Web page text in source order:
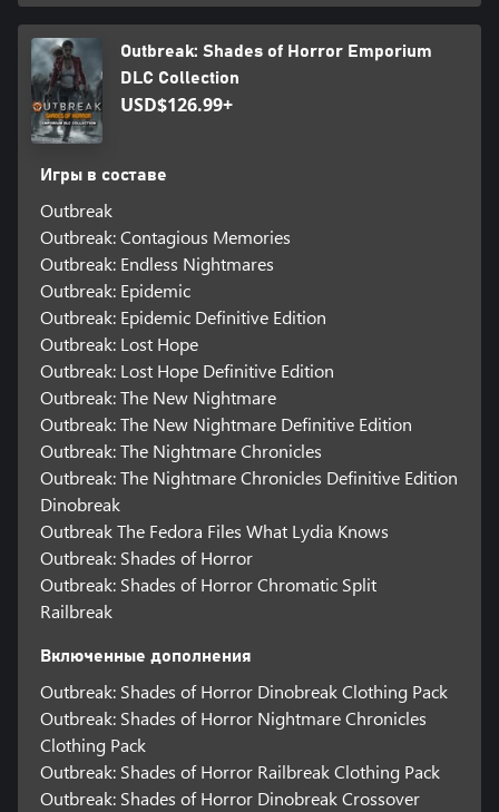
Outbreak: Shades of Horror Emporium
DLC Collection
USD$126.99+
Игры в составе
Outbreak
Outbreak: Contagious Memories
Outbreak: Endless Nightmares
Outbreak: Epidemic
Outbreak: Epidemic Definitive Edition
Outbreak: Lost Hope
Outbreak: Lost Hope Definitive Edition
Outbreak: The New Nightmare
Outbreak: The New Nightmare Definitive Edition
Outbreak: The Nightmare Chronicles
Outbreak: The Nightmare Chronicles Definitive Edition
Dinobreak
Outbreak The Fedora Files What Lydia Knows
Outbreak: Shades of Horror
Outbreak: Shades of Horror Chromatic Split
Railbreak
Включенные дополнения
Outbreak: Shades of Horror Dinobreak Clothing Pack
Outbreak: Shades of Horror Nightmare Chronicles
Clothing Pack
Outbreak: Shades of Horror Railbreak Clothing Pack
Outbreak: Shades of Horror Dinobreak Crossover